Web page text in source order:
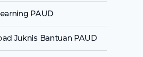
PAUD
Juknis Bantuan PAUD